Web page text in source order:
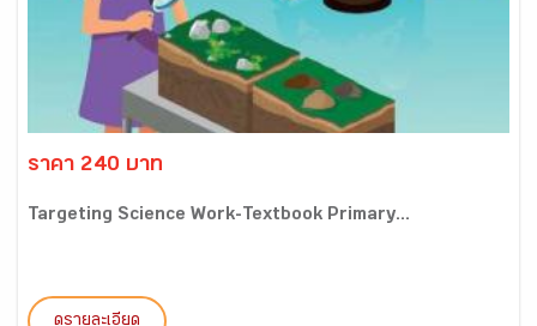
ราคา 240 บาท
Targeting Science Work-Textbook Primary...
ดูรายละเอียด